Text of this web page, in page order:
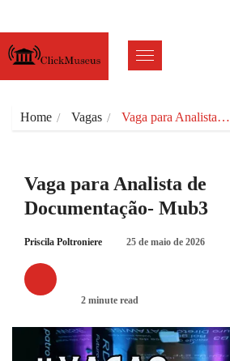
Home Vagas Vaga para Analista…
Vaga para Analista de
Documentação- Mub3
Priscila Poltroniere 25 de maio de 2026
2 minute read